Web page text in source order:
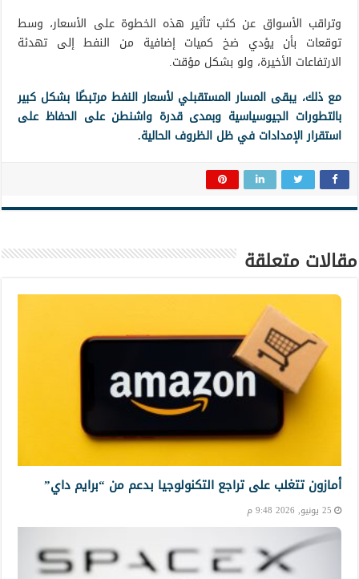
وتراقب الأسواق عن كثب تأثير هذه الخطوة على الأسعار، وسط
توقعات بأن يؤدي ضخ كميات إضافية من النفط إلى تهدئة
الارتفاعات الأخيرة، ولو بشكل مؤقت.
مع ذلك، يبقى المسار المستقبلي لأسعار النفط مرتبطًا بشكل كبير
بالتطورات الجيوسياسية وبمدى قدرة واشنطن على الحفاظ على
استقرار الإمدادات في ظل الظروف الحالية.
مقالات متعلقة
أمازون تتغلب على تراجع التكنولوجيا بدعم من “برايم داي”
25 يونيو, 2026 9:48 م